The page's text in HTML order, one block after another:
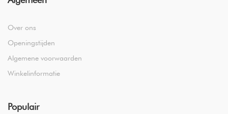
Over ons
Openingstijden
Algemene voorwaarden
Winkelinformatie
Populair